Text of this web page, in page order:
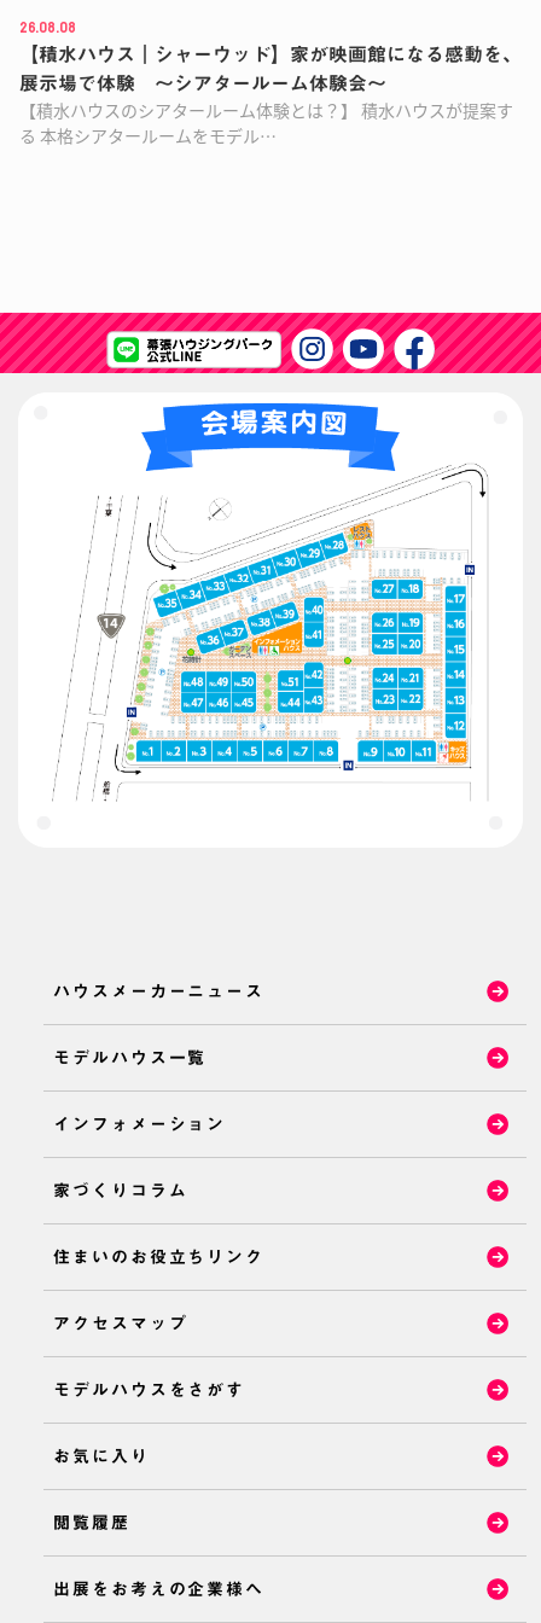
26.08.08
【積水ハウス｜シャーウッド】家が映画館になる感動を、
展示場で体験 ～シアタールーム体験会～
【積水ハウスのシアタールーム体験とは？】 積水ハウスが提案す
る 本格シアタールームをモデル…
ハウスメーカーニュース
モデルハウス一覧
インフォメーション
家づくりコラム
住まいのお役立ちリンク
アクセスマップ
モデルハウスをさがす
お気に入り
閲覧履歴
出展をお考えの企業様へ